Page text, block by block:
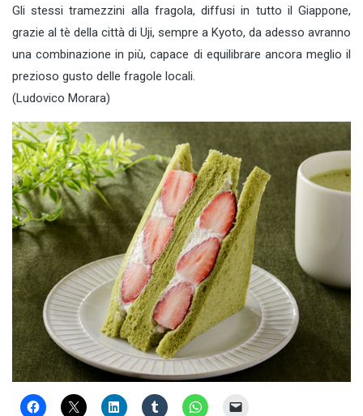
Gli stessi tramezzini alla fragola, diffusi in tutto il Giappone,
grazie al tè della città di Uji, sempre a Kyoto, da adesso avranno
una combinazione in più, capace di equilibrare ancora meglio il
prezioso gusto delle fragole locali.
(Ludovico Morara)